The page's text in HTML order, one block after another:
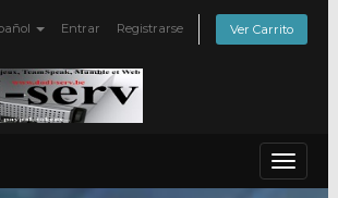
Entrar Registrarse Ver Carrito
Toggle